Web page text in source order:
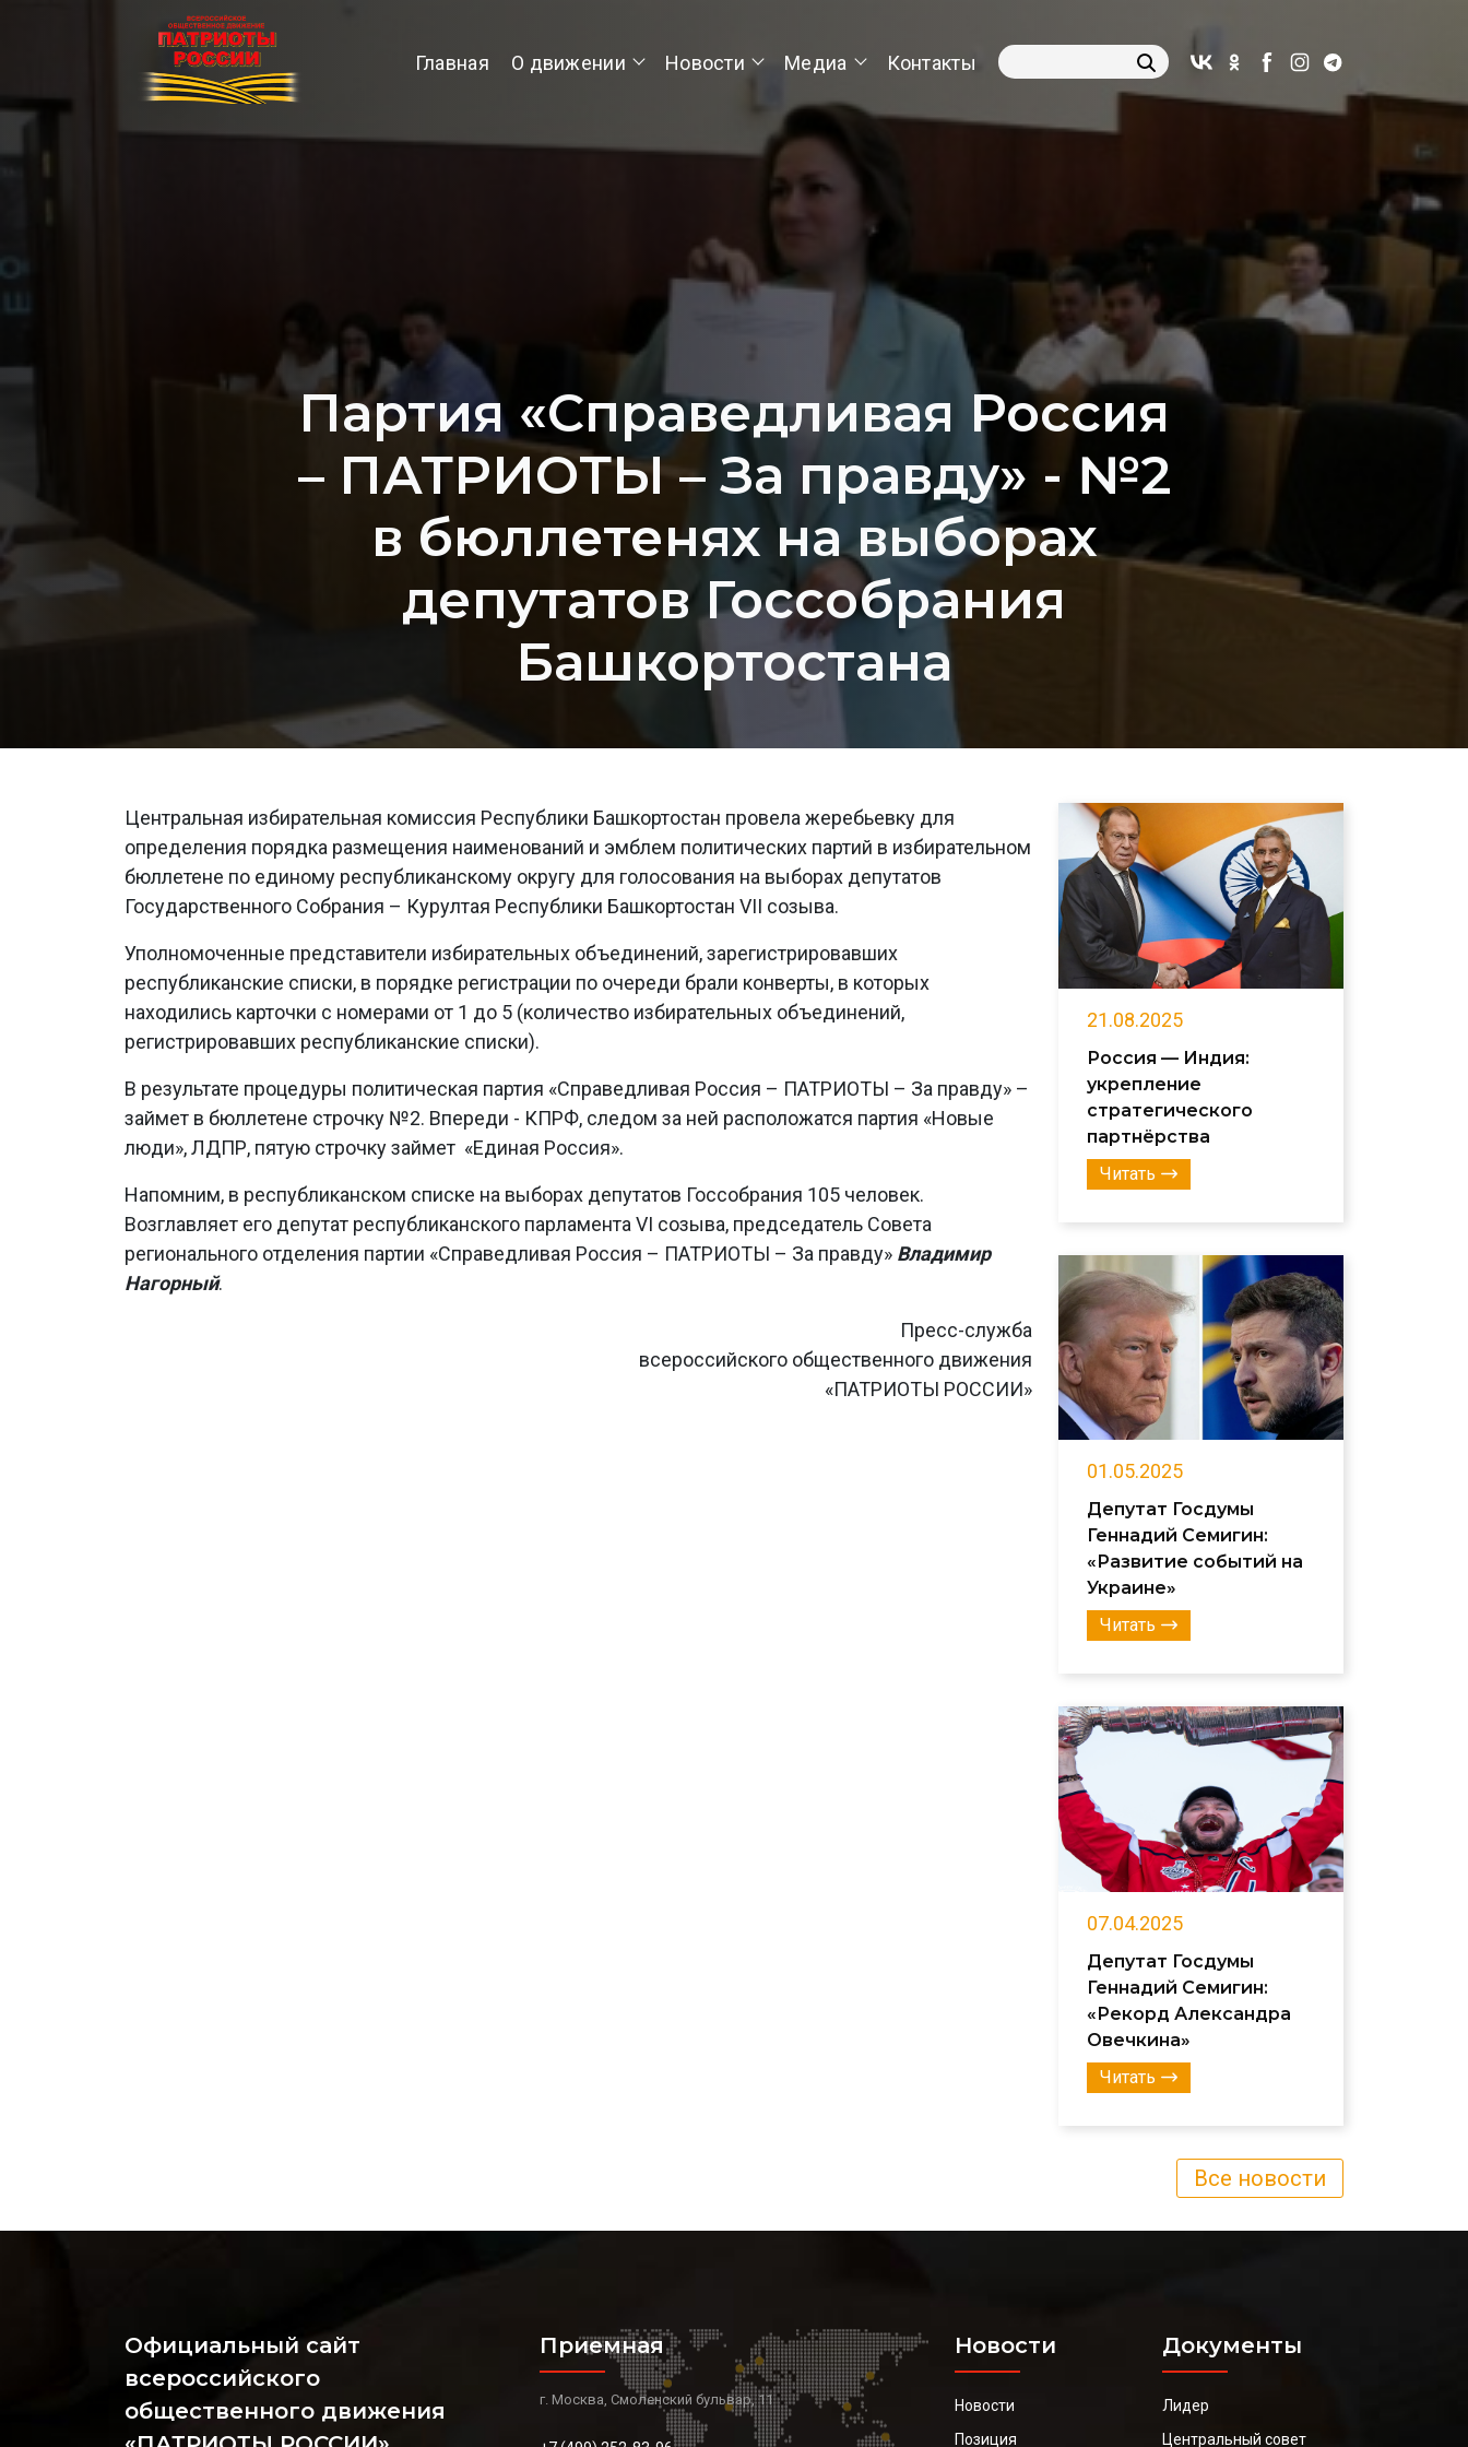
Главная О движении Новости Медиа Контакты
Партия «Справедливая Россия
– ПАТРИОТЫ – За правду» - №2
в бюллетенях на выборах
депутатов Госсобрания
Башкортостана
Центральная избирательная комиссия Республики Башкортостан провела жеребьевку для
определения порядка размещения наименований и эмблем политических партий в избирательном
бюллетене по единому республиканскому округу для голосования на выборах депутатов
Государственного Собрания – Курултая Республики Башкортостан VII созыва.
Уполномоченные представители избирательных объединений, зарегистрировавших
республиканские списки, в порядке регистрации по очереди брали конверты, в которых
находились карточки с номерами от 1 до 5 (количество избирательных объединений,
регистрировавших республиканские списки).
В результате процедуры политическая партия «Справедливая Россия – ПАТРИОТЫ – За правду» –
займет в бюллетене строчку №2. Впереди - КПРФ, следом за ней расположатся партия «Новые
люди», ЛДПР, пятую строчку займет «Единая Россия».
Напомним, в республиканском списке на выборах депутатов Госсобрания 105 человек.
Возглавляет его депутат республиканского парламента VI созыва, председатель Совета
регионального отделения партии «Справедливая Россия – ПАТРИОТЫ – За правду» Владимир
Нагорный.
Пресс-служба
всероссийского общественного движения
«ПАТРИОТЫ РОССИИ»
21.08.2025
Россия — Индия:
укрепление
стратегического
партнёрства
Читать
01.05.2025
Депутат Госдумы
Геннадий Семигин:
«Развитие событий на
Украине»
Читать
07.04.2025
Депутат Госдумы
Геннадий Семигин:
«Рекорд Александра
Овечкина»
Читать
Все новости
Официальный сайт
всероссийского
общественного движения
Приемная
г. Москва, Смоленский бульвар, 11
Новости
Новости
Позиция
Документы
Лидер
Центральный совет